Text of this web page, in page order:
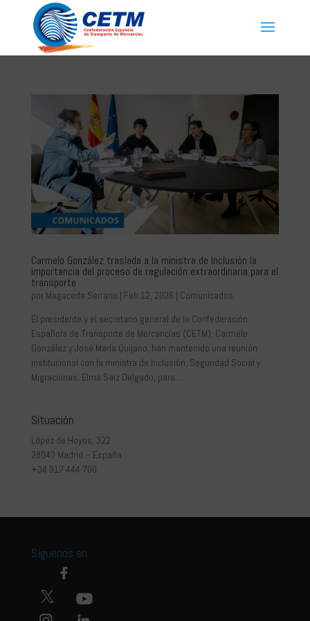
Carmelo González traslada a la ministra de Inclusión la
importancia del proceso de regulación extraordinaria para el
transporte
por Magaceda Serrano | Feb 12, 2026 | Comunicados
El presidente y el secretario general de la Confederación
Española de Transporte de Mercancías (CETM), Carmelo
González y José María Quijano, han mantenido una reunión
institucional con la ministra de Inclusión, Seguridad Social y
Migraciones, Elma Saiz Delgado, para...
Situación
López de Hoyos, 322
28043 Madrid – España
+34 917 444 700
Síguenos en: